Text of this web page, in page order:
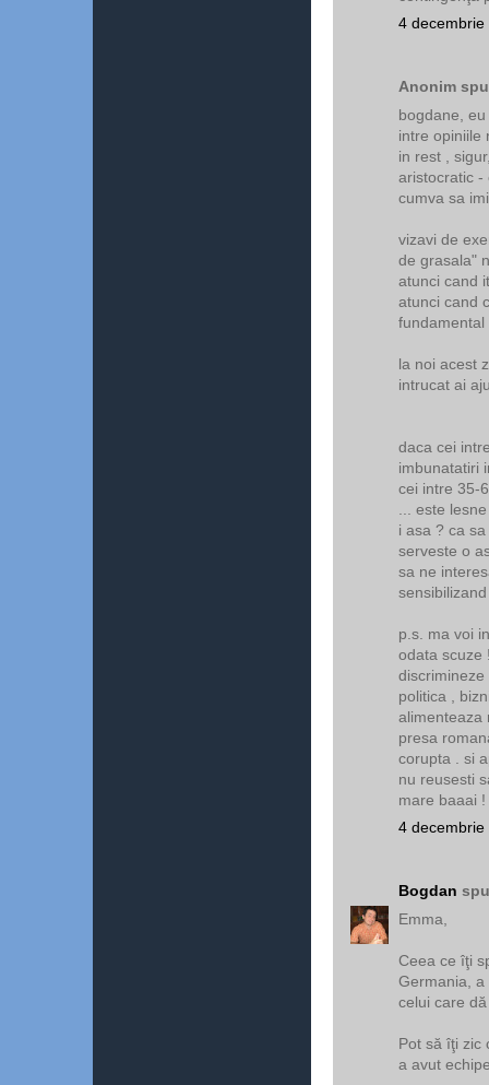
4
Anonim
bogdane,
intre opiniile
in rest ,
aristocratic -
cumva sa
vizavi de
de grasala"
atunci cand
atunci cand
la noi acest
intrucat ai
daca cei
imbunatatiri
cei intre 35-
... este
i asa ? ca
serveste o
sa ne
p.s. ma voi
odata scuze
politica ,
alimenteaza
presa
corupta . si
nu reusesti
mare baaai !
4
Bogdan
Emma,
Ceea ce îţi
Germania, a
celui care
Pot să îţi zic
a avut